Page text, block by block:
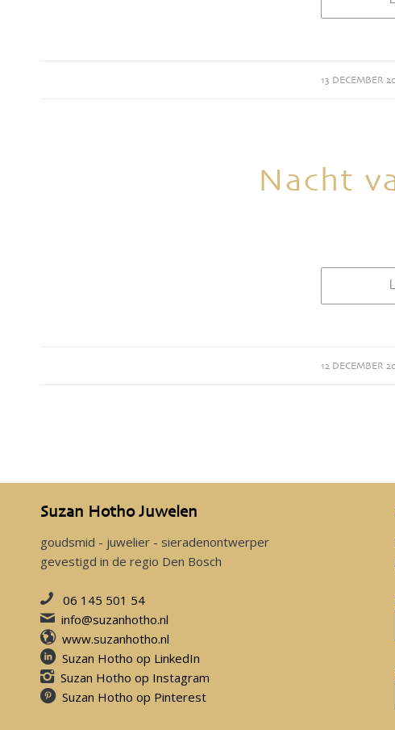
13 DECEMBER
/
Nacht
12 DECEMBER
/
Suzan Hotho Juwelen
goudsmid - juwelier - sieradenontwerper
gevestigd in de regio Den Bosch
06 145 501 54
info@suzanhotho.nl
www.suzanhotho.nl
Suzan Hotho op LinkedIn
Suzan Hotho op Instagram
Suzan Hotho op Pinterest